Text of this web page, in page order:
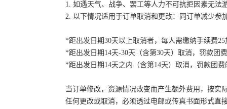
1. 如遇天气、战争、罢工等人力不可抗拒因素无
2. 以下情况适用于订单取消和更改：同订单减少
*距出发日期30天以上取消者，每人需缴纳手续费
*距出发日期14天-30天（含第30天）取消，罚款团
*距出发日期14天之内（含第14天）取消，罚款团费
当订单修改，资源情况改变而产生额外费用，按实
任何更改或取消，必须透过电邮或传真书面形式直